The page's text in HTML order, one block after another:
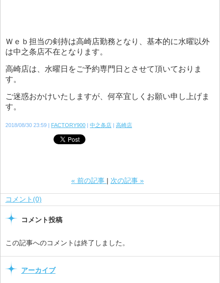
Ｗｅｂ担当の剣持は高崎店勤務となり、基本的に水曜以外
は中之条店不在となります。
高崎店は、水曜日をご予約専門日とさせて頂いておりま
す。
ご迷惑おかけいたしますが、何卒宜しくお願い申し上げま
す。
2018/08/30 23:59 FACTORY900 中之条店 高崎店
« 前の記事 次の記事 »
コメント(0)
コメント投稿
この記事へのコメントは終了しました。
アーカイブ